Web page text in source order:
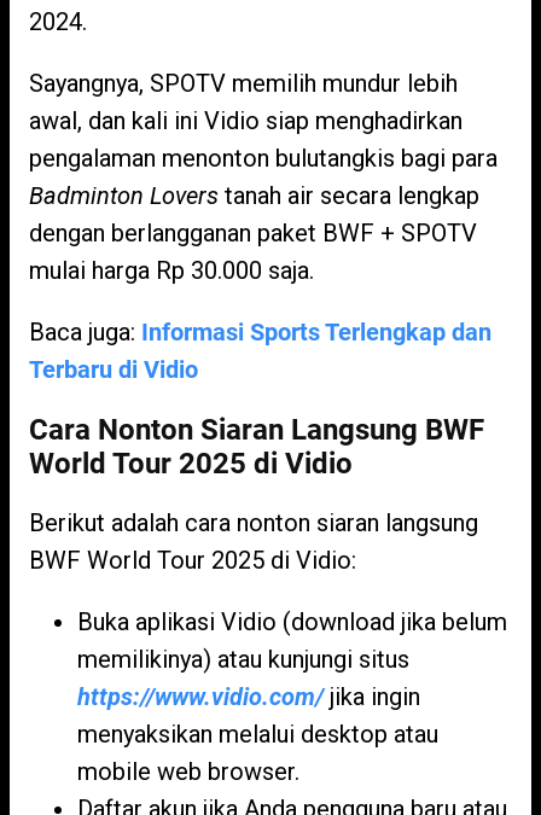
2024.
Sayangnya, SPOTV memilih mundur lebih
awal, dan kali ini Vidio siap menghadirkan
pengalaman menonton bulutangkis bagi para
Badminton Lovers tanah air secara lengkap
dengan berlangganan paket BWF + SPOTV
mulai harga Rp 30.000 saja.
Baca juga: Informasi Sports Terlengkap dan
Terbaru di Vidio
Cara Nonton Siaran Langsung BWF
World Tour 2025 di Vidio
Berikut adalah cara nonton siaran langsung
BWF World Tour 2025 di Vidio:
Buka aplikasi Vidio (download jika belum
memilikinya) atau kunjungi situs
https://www.vidio.com/jika ingin
menyaksikan melalui desktop atau
mobile web browser.
Daftar akun jika Anda pengguna baru atau